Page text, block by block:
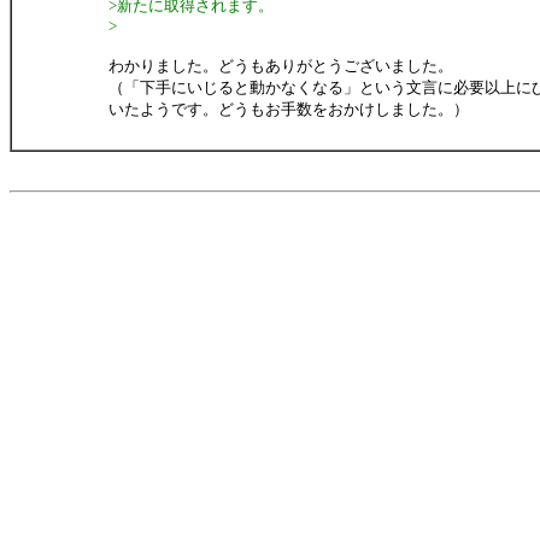
>新たに取得されます。
>
わかりました。どうもありがとうございました。
（「下手にいじると動かなくなる」という文言に必要以上に
いたようです。どうもお手数をおかけしました。）